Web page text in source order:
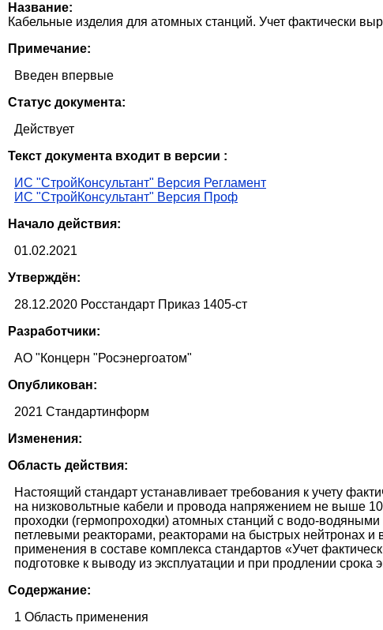
Название:
Кабельные изделия для атомных станций. Учет фактически
Примечание:
Введен впервые
Статус документа:
Действует
Текст документа входит в версии :
ИС "СтройКонсультант" Версия Регламент
ИС "СтройКонсультант" Версия Проф
Начало действия:
01.02.2021
Утверждён:
28.12.2020 Росстандарт Приказ 1405-ст
Разработчики:
АО "Концерн "Росэнергоатом"
Опубликован:
2021 Стандартинформ
Изменения:
Область действия:
Настоящий стандарт устанавливает требования к учету
на низковольтные кабели и провода напряжением не выше
проходки (гермопроходки) атомных станций с водо-
петлевыми реакторами, реакторами на быстрых нейтронах
применения в составе комплекса стандартов «Учет
подготовке к выводу из эксплуатации и при продлении срока
Содержание:
1 Область применения